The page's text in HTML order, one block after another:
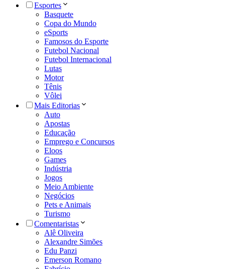
Esportes
Basquete
Copa do Mundo
eSports
Famosos do Esporte
Futebol Nacional
Futebol Internacional
Lutas
Motor
Tênis
Vôlei
Mais Editorias
Auto
Apostas
Educação
Emprego e Concursos
Eloos
Games
Indústria
Jogos
Meio Ambiente
Negócios
Pets e Animais
Turismo
Comentaristas
Alê Oliveira
Alexandre Simões
Edu Panzi
Emerson Romano